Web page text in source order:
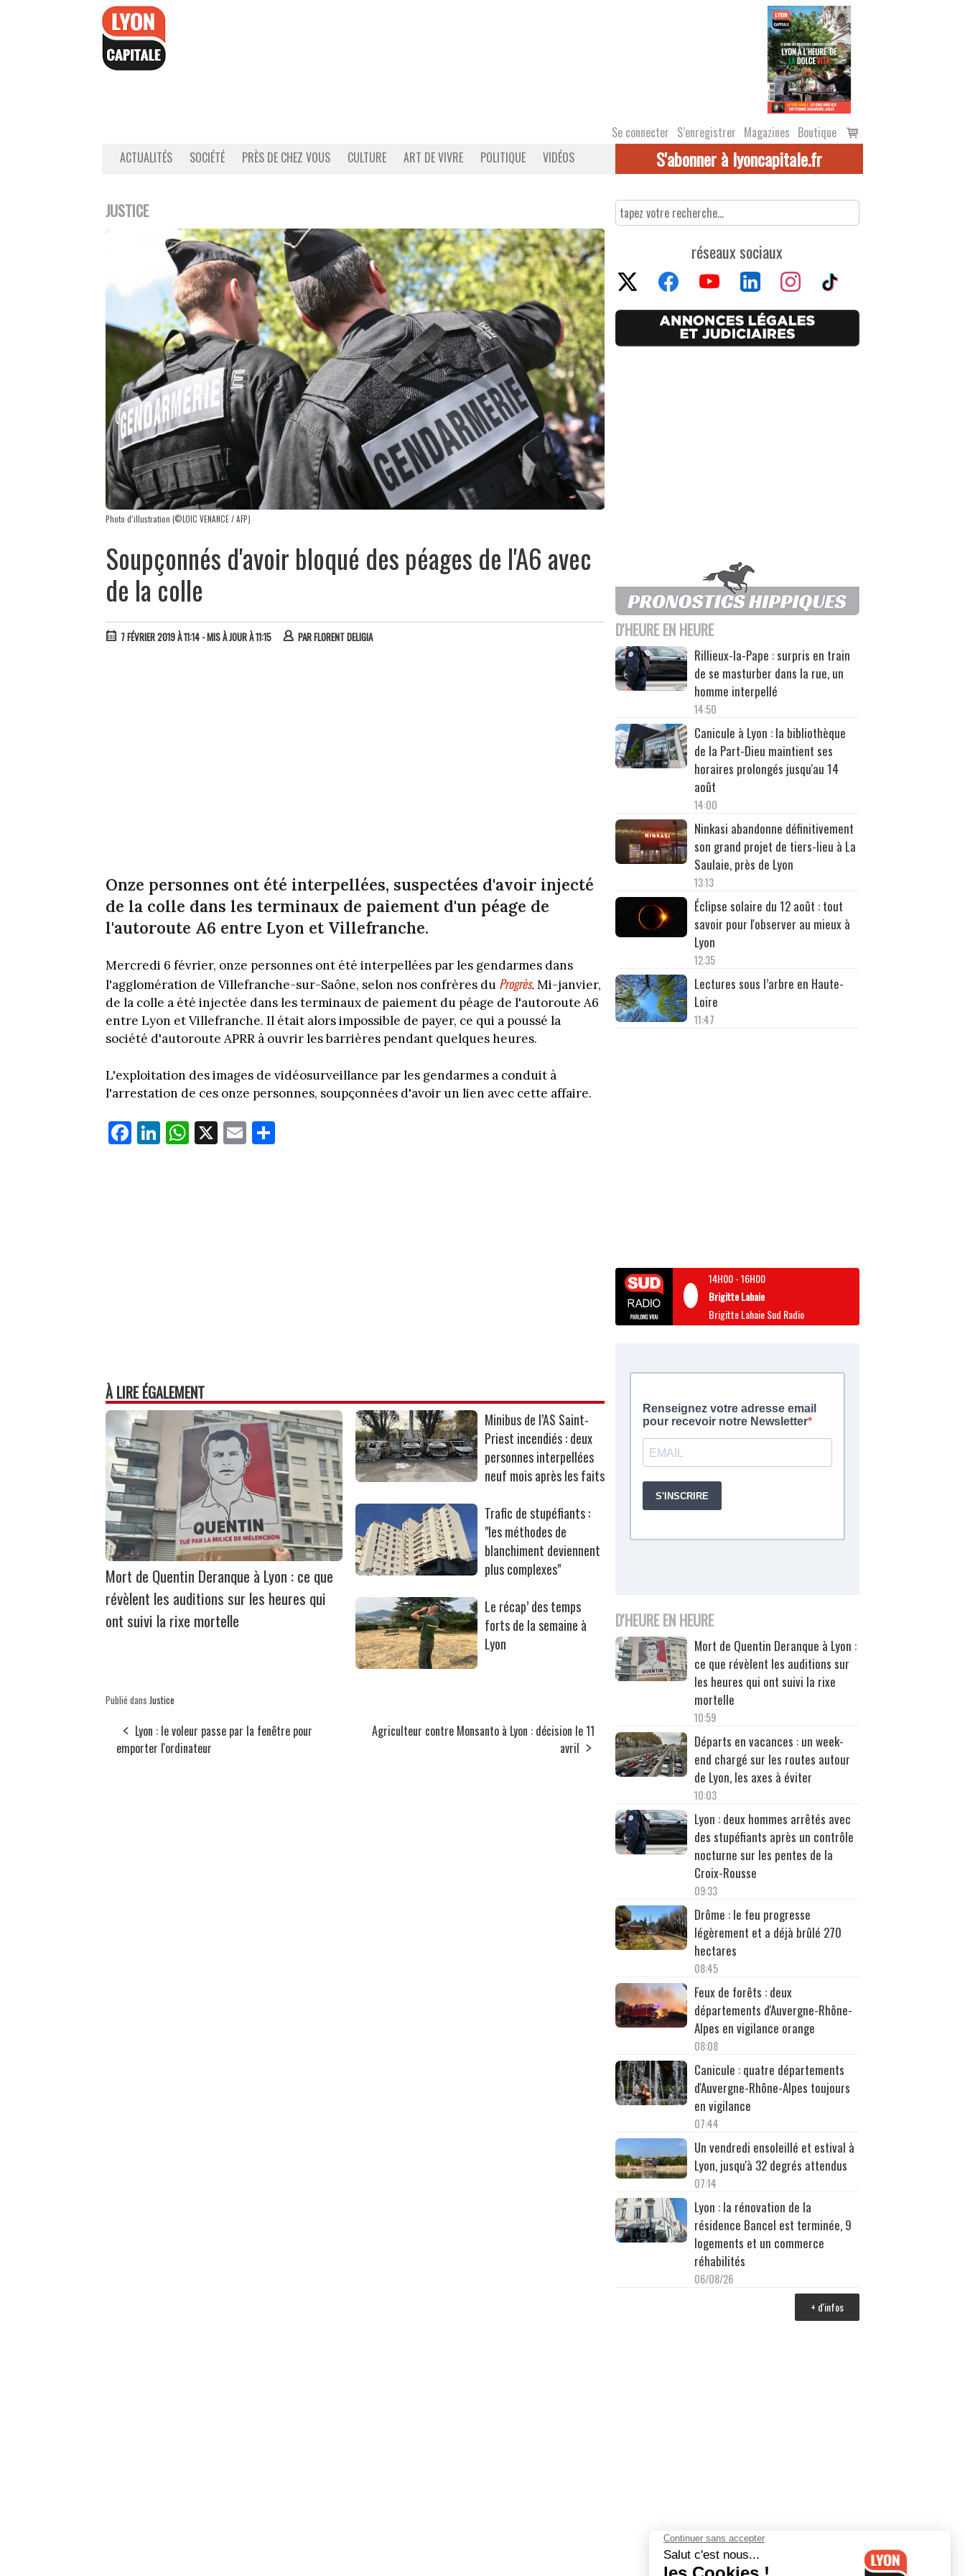
Se connecter S’enregistrer Magazines Boutique
Voir
le
ACTUALITÉS SOCIÉTÉ PRÈS DE CHEZ VOUS CULTURE ART DE VIVRE POLITIQUE VIDÉOS S'abonner à lyoncapitale.fr
JUSTICE
Photo d’illustration (©LOIC VENANCE / AFP)
Soupçonnés d'avoir bloqué des péages de l'A6 avec
de la colle
7 FÉVRIER 2019 À 11:14 - MIS À JOUR À 11:15 PARFLORENT DELIGIA
Onze personnes ont été interpellées, suspectées d'avoir injecté
de la colle dans les terminaux de paiement d'un péage de
l'autoroute A6 entre Lyon et Villefranche.
Mercredi 6 février, onze personnes ont été interpellées par les gendarmes dans
l'agglomération de Villefranche-sur-Saône, selon nos confrères du Progrès.Mi-janvier,
de la colle a été injectée dans les terminaux de paiement du péage de l'autoroute A6
entre Lyon et Villefranche. Il était alors impossible de payer, ce qui a poussé la
société d'autoroute APRR à ouvrir les barrières pendant quelques heures.
L'exploitation des images de vidéosurveillance par les gendarmes a conduit à
l'arrestation de ces onze personnes, soupçonnées d'avoir un lien avec cette affaire.
Fa
ce
Li
nk
W
ha
X E
m
À LIRE ÉGALEMENT
Mort de Quentin Deranque à Lyon : ce que
révèlent les auditions sur les heures qui
ont suivi la rixe mortelle
Minibus de l’AS Saint-
Priest incendiés : deux
personnes interpellées
neuf mois après les faits
Trafic de stupéfiants :
"les méthodes de
blanchiment deviennent
plus complexes"
Le récap’ des temps
forts de la semaine à
Lyon
Publié dans Justice
Lyon : le voleur passe par la fenêtre pour
emporter l'ordinateur
Agriculteur contre Monsanto à Lyon : décision le 11
avril
réseaux sociaux
D'HEURE EN HEURE
Rillieux-la-Pape : surpris en train
de se masturber dans la rue, un
homme interpellé
14:50
Canicule à Lyon : la bibliothèque
de la Part-Dieu maintient ses
horaires prolongés jusqu'au 14
août
14:00
Ninkasi abandonne définitivement
son grand projet de tiers-lieu à La
Saulaie, près de Lyon
13:13
Éclipse solaire du 12 août : tout
savoir pour l'observer au mieux à
Lyon
12:35
Lectures sous l’arbre en Haute-
Loire
11:47
14H00-16H00
Brigitte Lahaie
Brigitte Lahaie Sud Radio
D'HEURE EN HEURE
Mort de Quentin Deranque à Lyon :
ce que révèlent les auditions sur
les heures qui ont suivi la rixe
mortelle
10:59
Départs en vacances : un week-
end chargé sur les routes autour
de Lyon, les axes à éviter
10:03
Lyon : deux hommes arrêtés avec
des stupéfiants après un contrôle
nocturne sur les pentes de la
Croix-Rousse
09:33
Drôme : le feu progresse
légèrement et a déjà brûlé 270
hectares
08:45
Feux de forêts : deux
départements d'Auvergne-Rhône-
Alpes en vigilance orange
08:08
Canicule : quatre départements
d'Auvergne-Rhône-Alpes toujours
en vigilance
07:44
Un vendredi ensoleillé et estival à
Lyon, jusqu'à 32 degrés attendus
07:14
Lyon : la rénovation de la
résidence Bancel est terminée, 9
logements et un commerce
réhabilités
06/08/26
+ d'infos